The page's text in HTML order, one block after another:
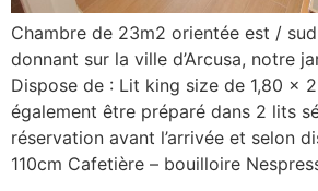
Chambre de 23m2 orientée est /
donnant sur la ville d’Arcusa, notre
Dispose de : Lit king size de 1,80 x
également être préparé dans 2 lits
réservation avant l’arrivée et selon
110cm Cafetière – bouilloire